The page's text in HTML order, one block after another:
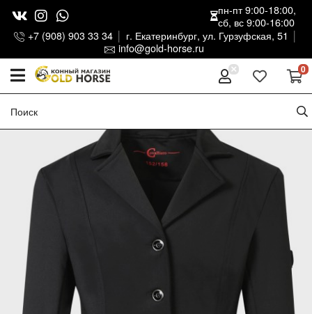
+7 (908) 903 33 34
г. Екатеринбург, ул. Гурзуфская, 51
info@gold-horse.ru
пн-пт 9:00-18:00,
сб, вс 9:00-16:00
0